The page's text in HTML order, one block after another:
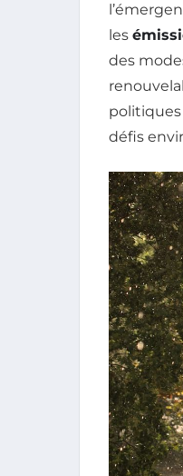
les
des
politiques
défis